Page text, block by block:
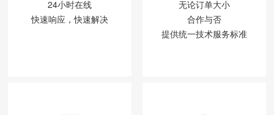
24小时在线
快速响应，快速解决
无论订单大小
合作与否
提供统一技术服务标准